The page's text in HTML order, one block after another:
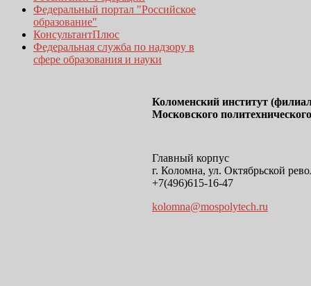
Федеральный портал "Российское
образование"
КонсультантПлюс
Федеральная служба по надзору в
сфере образования и науки
Коломенский институт
Московского
Главный корпус
г. Коломна, ул. Октябрьской
+7(496)615-16-47
kolomna@mospolytech.ru